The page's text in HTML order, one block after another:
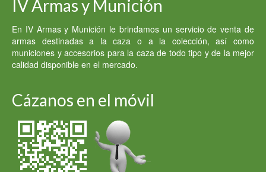
IV Armas y Munición
En IV Armas y Munición le brindamos un servicio de venta de
armas destinadas a la caza o a la colección, así como
municiones y accesorios para la caza de todo tipo y de la mejor
calidad disponible en el mercado.
Cázanos en el móvil